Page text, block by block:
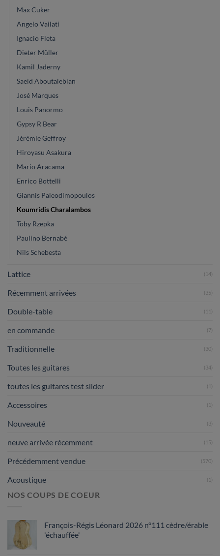
Max Cuker
Angelo Vailati
Ignacio Fleta
Dieter Müller
Kamil Jaderny
Saeid Aboutalebian
José Marques
Louis Panormo
Gypsy R Bear
Jérémie Geffroy
Hiroyasu Asakura
Mario Aracama
Enrico Bottelli
Giannis Paleodimopoulos
Koumridis Charalambos
Toby Rzepka
Paulino Bernabé
Nils Schebesta
Lattice (14)
Récemment arrivées (35)
Double-table (11)
en commande (7)
Traditionnelle (30)
Toutes les guitares (34)
toutes les guitares test slider (1)
Accessoires (1)
Nouveauté (3)
neuve arrivée récemment (15)
Précédemment vendue (570)
Acoustique (1)
NOS COUPS DE COEUR
François-Régis Léonard 2026 n°111 cèdre/érable
'échauffée'